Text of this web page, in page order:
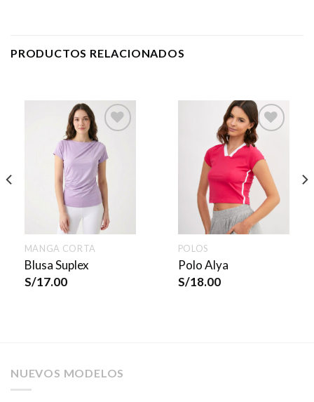
PRODUCTOS RELACIONADOS
MANGA CORTA
Blusa Suplex
S/17.00
POLOS
Polo Alya
S/18.00
NUEVOS MODELOS